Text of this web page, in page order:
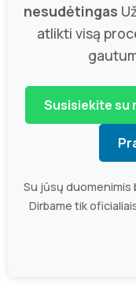
nesudėtingas
atlikti visą
Susisiekite su
Su jūsų duomenimis
Dirbame tik